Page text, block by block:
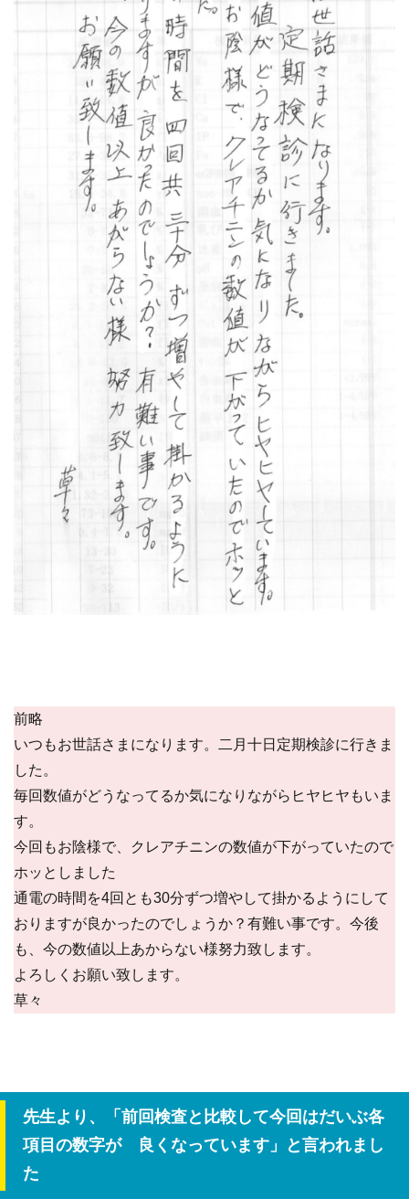
前略
いつもお世話さまになります。二月十日定期検診に行きま
した。
毎回数値がどうなってるか気になりながらヒヤヒヤもいま
す。
今回もお陰様で、クレアチニンの数値が下がっていたので
ホッとしました
通電の時間を4回とも30分ずつ増やして掛かるようにして
おりますが良かったのでしょうか？有難い事です。今後
も、今の数値以上あからない様努力致します。
よろしくお願い致します。
草々
先生より、「前回検査と比較して今回はだいぶ各
項目の数字が 良くなっています」と言われまし
た